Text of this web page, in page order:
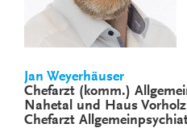
Jan Weyerhäuser
Chefarzt (komm.)
Nahetal und Haus Vorholz
Chefarzt